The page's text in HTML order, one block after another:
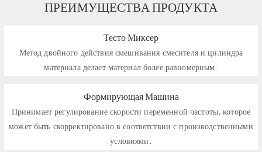
ПРЕИМУЩЕСТВА ПРОДУКТА
Тесто Миксер
Метод двойного действия смешивания смесителя и цилиндра
материала делает материал более равномерным.
Формирующая Машина
Принимает регулирование скорости переменной частоты, которое
может быть скорректировано в соответствии с производственными
условиями.